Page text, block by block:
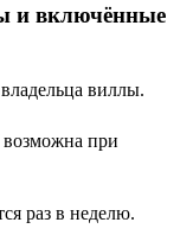
и включённые
виллы.
при
раз в неделю.